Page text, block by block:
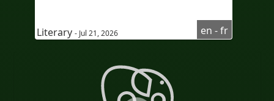
#compréhensionoraled'anglais
#AudioinEnglish
#subtitlesinFrench
Literary - Jul 21, 2026 en - fr